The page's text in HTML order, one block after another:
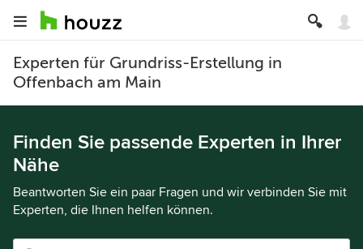
Experten für Grundriss-Erstellung in
Offenbach am Main
Finden Sie passende Experten in Ihrer
Nähe
Beantworten Sie ein paar Fragen und wir verbinden Sie mit
Experten, die Ihnen helfen können.